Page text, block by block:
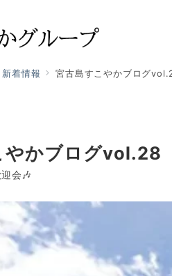
新着情報 宮古島すこやかブログ
やかブログvol.28
会🎶